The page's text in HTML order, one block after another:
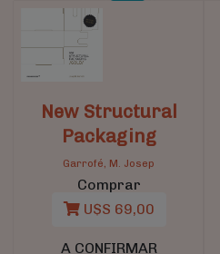
New Structural
Packaging
Garrofé, M. Josep
Comprar
U$S 69,00
A CONFIRMAR